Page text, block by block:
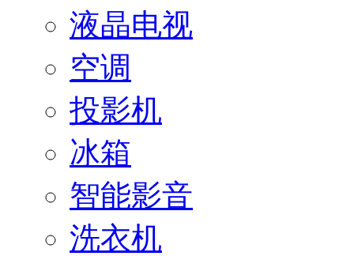
液晶电视
空调
投影机
冰箱
智能影音
洗衣机